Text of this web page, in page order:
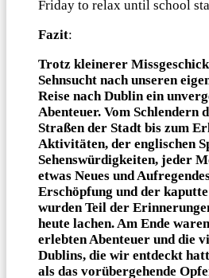
Friday to relax until school
Fazit:
Trotz kleinerer
Sehnsucht nach unseren
Reise nach Dublin ein
Abenteuer. Vom Schlendern
Straßen der Stadt bis zum
Aktivitäten, der englischen
Sehenswürdigkeiten, jeder
etwas Neues und
Erschöpfung und der
wurden Teil der
heute lachen. Am Ende
erlebten Abenteuer und die
Dublins, die wir entdeckt
als das vorübergehende